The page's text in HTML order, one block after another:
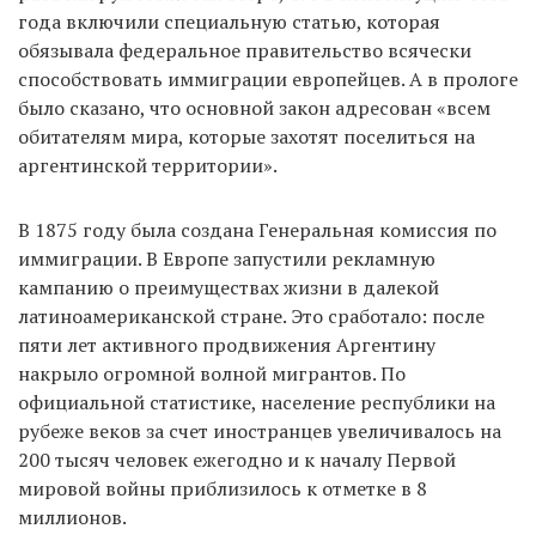
года включили специальную статью, которая
обязывала федеральное правительство всячески
способствовать иммиграции европейцев. А в прологе
было сказано, что основной закон адресован «всем
обитателям мира, которые захотят поселиться на
аргентинской территории».
В 1875 году была создана Генеральная комиссия по
иммиграции. В Европе запустили рекламную
кампанию о преимуществах жизни в далекой
латиноамериканской стране. Это сработало: после
пяти лет активного продвижения Аргентину
накрыло огромной волной мигрантов. По
официальной статистике, население республики на
рубеже веков за счет иностранцев увеличивалось на
200 тысяч человек ежегодно и к началу Первой
мировой войны приблизилось к отметке в 8
миллионов.